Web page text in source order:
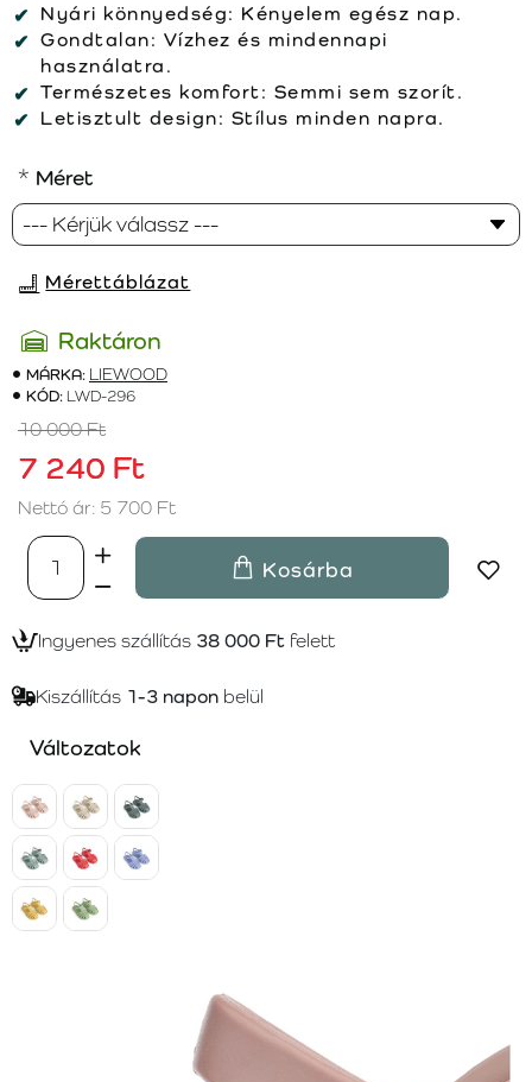
Nyári könnyedség: Kényelem egész nap.
Gondtalan: Vízhez és mindennapi
használatra.
Természetes komfort: Semmi sem szorít.
Letisztult design: Stílus minden napra.
Raktáron
MÁRKA: LIEWOOD
KÓD: LWD-296
7 240 Ft
10 000 Ft
Nettó ár: 5 700 Ft
Méret
Kosárba
Mérettáblázat
Ingyenes szállítás 38 000 Ft felett
Kiszállítás 1-3 napon belül
Változatok